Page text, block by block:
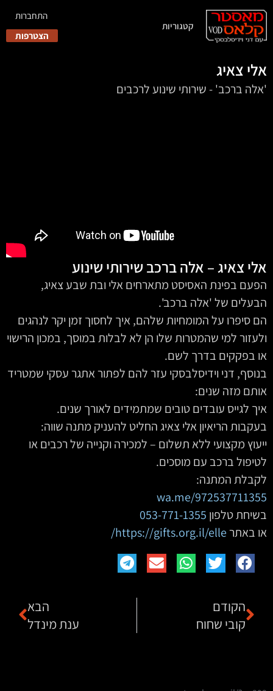
קטגוריות
התחברות
הצטרפות
אלי צאיג
'אלה ברכב' - שירותי שינוע לרכבים
אלי צאיג – אלה ברכב שירותי שינוע
הפעם בפינת האסיסט מתארחים אלי ובת שבע צאיג,
הבעלים של 'אלה ברכב'.
הם סיפרו על המומחיות שלהם, ‫איך לחסוך זמן יקר לנהגים
‫ולעזור למי שהמטרות שלו הן לא לבלות במוסך, ‫במכון הרישוי
או בפקקים בדרך לשם.
‫בנוסף, דני וידיסלבסקי עזר להם לפתור אתגר עסקי שמטריד
אותם מזה שנים:
איך לגייס עובדים טובים שמתמידים לאורך שנים.
בעקבות הריאיון אלי צאיג החליט להעניק מתנה שווה:
ייעוץ מקצועי ללא תשלום – למכירה וקנייה של רכבים או
לטיפול ברכב עם מוסכים.
לקבלת המתנה:
wa.me/972537711355
בשיחת טלפון 053-771-1355
או באתרhttps://gifts.org.il/elle/
הקודם
קובי שחוח
הבא
ענת מינדל